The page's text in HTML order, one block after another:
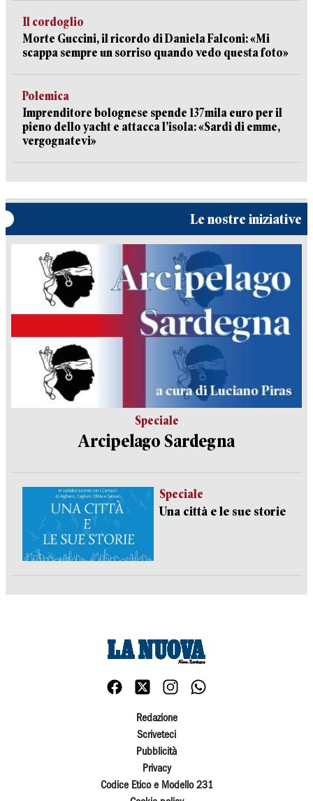
Il cordoglio
Morte Guccini, il ricordo di Daniela Falconi: «Mi
scappa sempre un sorriso quando vedo questa foto»
Polemica
Imprenditore bolognese spende 137mila euro per il
pieno dello yacht e attacca l’isola: «Sardi di emme,
vergognatevi»
Le nostre iniziative
Speciale
Arcipelago Sardegna
Speciale
Una città e le sue storie
Redazione
Scriveteci
Pubblicità
Privacy
Codice Etico e Modello 231